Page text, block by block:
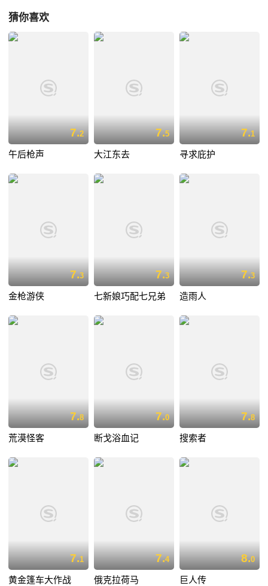
猜你喜欢
7.2
午后枪声
7.5
大江东去
7.1
寻求庇护
7.3
金枪游侠
7.3
七新娘巧配七兄弟
7.3
造雨人
7.8
荒漠怪客
7.0
断戈浴血记
7.8
搜索者
7.1
黄金篷车大作战
7.4
俄克拉荷马
8.0
巨人传